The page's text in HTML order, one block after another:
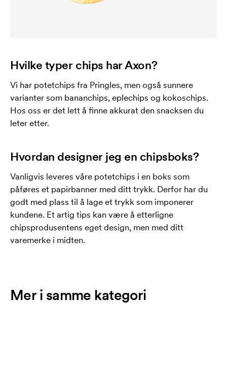
Hvilke typer chips har Axon?
Vi har potetchips fra Pringles, men også sunnere
varianter som bananchips, eplechips og kokoschips.
Hos oss er det lett å finne akkurat den snacksen du
leter etter.
Hvordan designer jeg en chipsboks?
Vanligvis leveres våre potetchips i en boks som
påføres et papirbanner med ditt trykk. Derfor har du
godt med plass til å lage et trykk som imponerer
kundene. Et artig tips kan være å etterligne
chipsprodusentens eget design, men med ditt
varemerke i midten.
Mer i samme kategori